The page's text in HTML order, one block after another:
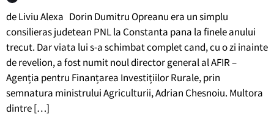
de Liviu Alexa Dorin Dumitru Opreanu era un simplu
consilieras judetean PNL la Constanta pana la finele anului
trecut. Dar viata lui s-a schimbat complet cand, cu o zi inainte
de revelion, a fost numit noul director general al AFIR –
Agenția pentru Finanțarea Investițiilor Rurale, prin
semnatura ministrului Agriculturii, Adrian Chesnoiu. Multora
dintre […]